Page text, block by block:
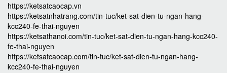
https://ketsatcaocap.vn
https://ketsatnhatrang.com/tin-tuc/ket-sat-dien-tu-ngan-hang-
kcc240-fe-thai-nguyen
https://ketsathanoi.com/tin-tuc/ket-sat-dien-tu-ngan-hang-kcc240-
fe-thai-nguyen
https://ketsatcaocap.com/tin-tuc/ket-sat-dien-tu-ngan-hang-
kcc240-fe-thai-nguyen